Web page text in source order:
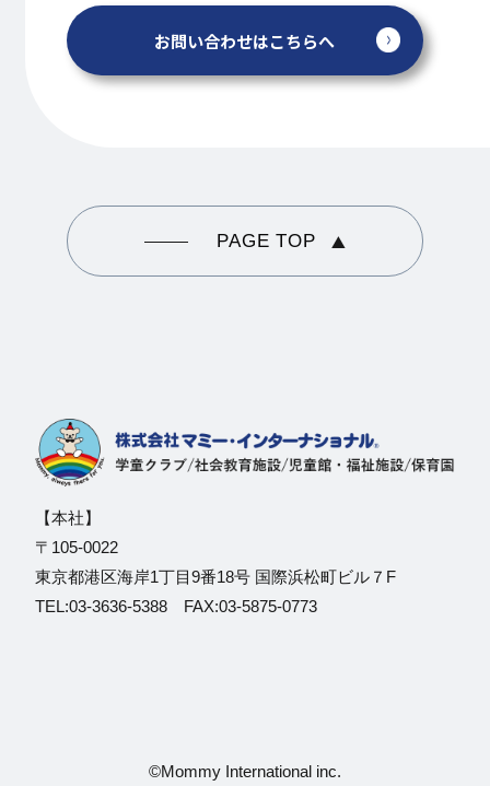
お問い合わせはこちらへ
PAGE TOP
【本社】
〒105-0022
東京都港区海岸1丁目9番18号 国際浜松町ビル７F
TEL:03-3636-5388 FAX:03-5875-0773
©Mommy International inc.